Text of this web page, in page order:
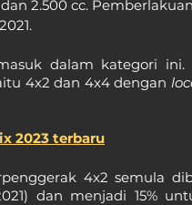
2.500 cc.
dalam kategori ini.
4x2 dan 4x4 dengan
2023 terbaru
4x2 semula
dan menjadi 15%